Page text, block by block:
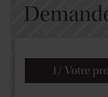
1/ Votre